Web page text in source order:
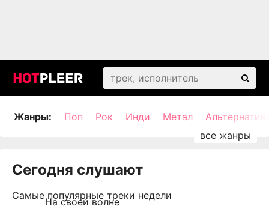
Жанры: Поп Рок Инди Метал
Сегодня слушают
Самые популярные треки недели
На своей волне